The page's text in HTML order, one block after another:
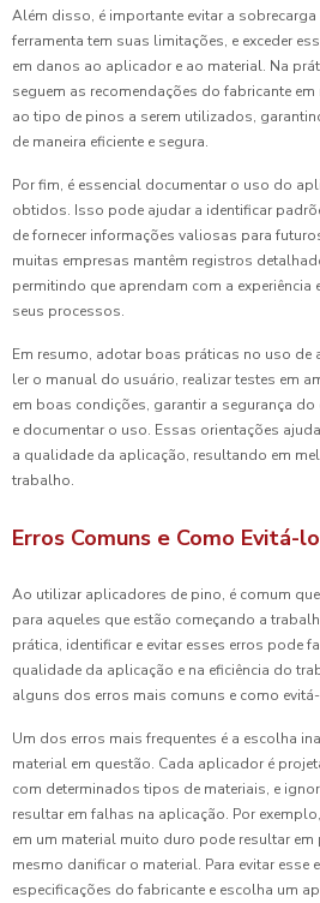
Além disso, é importante evitar a
ferramenta tem suas limitações, e exceder
em danos ao aplicador e ao material. Na
seguem as recomendações do fabricante
ao tipo de pinos a serem utilizados,
de maneira eficiente e segura.
Por fim, é essencial documentar o uso do
obtidos. Isso pode ajudar a identificar
de fornecer informações valiosas para
muitas empresas mantêm registros
permitindo que aprendam com a experiência
seus processos.
Em resumo, adotar boas práticas no uso de
ler o manual do usuário, realizar testes em
em boas condições, garantir a segurança
e documentar o uso. Essas orientações
a qualidade da aplicação, resultando em
trabalho.
Erros Comuns e Como Evitá-
Ao utilizar aplicadores de pino, é comum
para aqueles que estão começando a
prática, identificar e evitar esses erros pode
qualidade da aplicação e na eficiência do
alguns dos erros mais comuns e como
Um dos erros mais frequentes é a escolha
material em questão. Cada aplicador é
com determinados tipos de materiais, e
resultar em falhas na aplicação. Por
em um material muito duro pode resultar
mesmo danificar o material. Para evitar esse
especificações do fabricante e escolha um